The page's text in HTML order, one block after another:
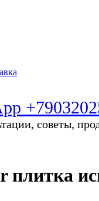
советы,
плитка